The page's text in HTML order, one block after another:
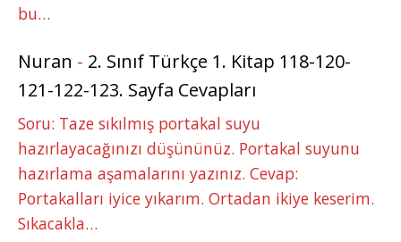
bu…
Nuran - 2. Sınıf Türkçe 1. Kitap 118-120-
121-122-123. Sayfa Cevapları
Soru: Taze sıkılmış portakal suyu
hazırlayacağınızı düşününüz. Portakal suyunu
hazırlama aşamalarını yazınız. Cevap:
Portakalları iyice yıkarım. Ortadan ikiye keserim.
Sıkacakla…